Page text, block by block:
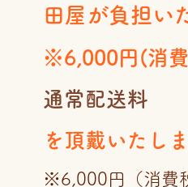
田屋が負担い
※6,000円(消
通常配送料
を頂戴いたしま
※6,000円（消費